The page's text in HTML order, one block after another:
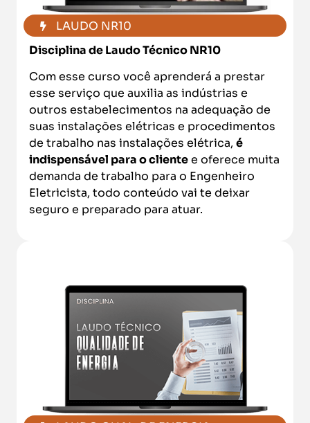
LAUDO NR10
Disciplina de Laudo Técnico NR10
Com esse curso você aprenderá a prestar
esse serviço que auxilia as indústrias e
outros estabelecimentos na adequação de
suas instalações elétricas e procedimentos
de trabalho nas instalações elétrica, é
indispensável para o clientee oferece muita
demanda de trabalho para o Engenheiro
Eletricista, todo conteúdo vai te deixar
seguro e preparado para atuar.